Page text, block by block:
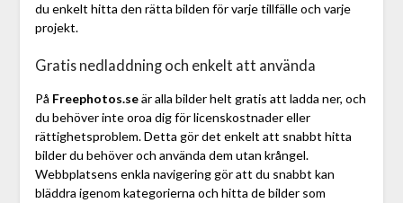
du enkelt hitta den rätta bilden för varje tillfälle och varje
projekt.
Gratis nedladdning och enkelt att använda
På Freephotos.seär alla bilder helt gratis att ladda ner, och
du behöver inte oroa dig för licenskostnader eller
rättighetsproblem. Detta gör det enkelt att snabbt hitta
bilder du behöver och använda dem utan krångel.
Webbplatsens enkla navigering gör att du snabbt kan
bläddra igenom kategorierna och hitta de bilder som